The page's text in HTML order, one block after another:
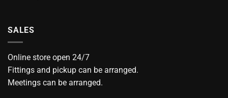
SALES
Online store open 24/7
Fittings and pickup can be arranged.
Meetings can be arranged.